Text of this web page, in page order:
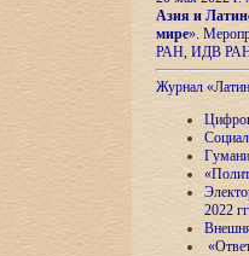
Азия и
мире».
РАН, ИДВ
Журнал
2022